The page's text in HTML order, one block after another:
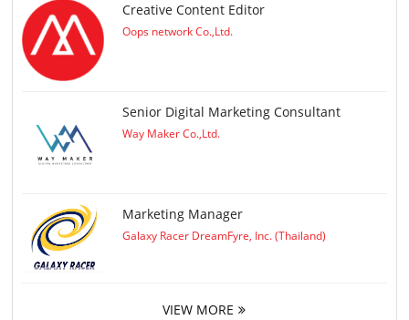
Creative Content Editor
Oops network Co.,Ltd.
Senior Digital Marketing Consultant
Way Maker Co.,Ltd.
Marketing Manager
Galaxy Racer DreamFyre, Inc. (Thailand)
VIEW MORE